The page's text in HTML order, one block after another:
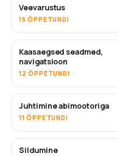
Veevarustus
15 ÕPPETUNDI
Kaasaegsed seadmed,
navigatsioon
12 ÕPPETUNDI
Juhtimine abimootoriga
11 ÕPPETUNDI
Sildumine